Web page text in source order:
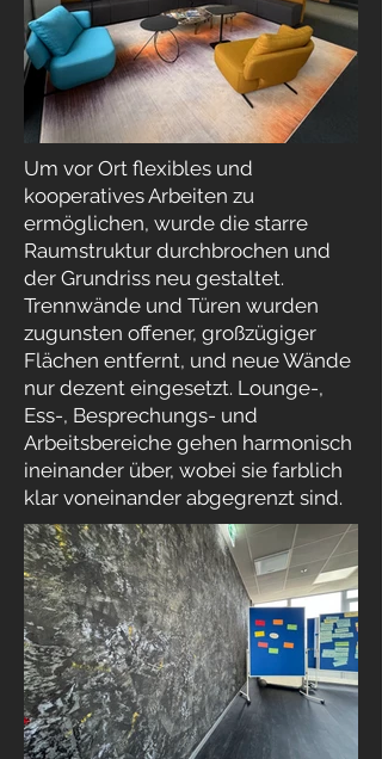
Um vor Ort flexibles und
kooperatives Arbeiten zu
ermöglichen, wurde die starre
Raumstruktur durchbrochen und
der Grundriss neu gestaltet.
Trennwände und Türen wurden
zugunsten offener, großzügiger
Flächen entfernt, und neue Wände
nur dezent eingesetzt. Lounge-,
Ess-, Besprechungs- und
Arbeitsbereiche gehen harmonisch
ineinander über, wobei sie farblich
klar voneinander abgegrenzt sind.